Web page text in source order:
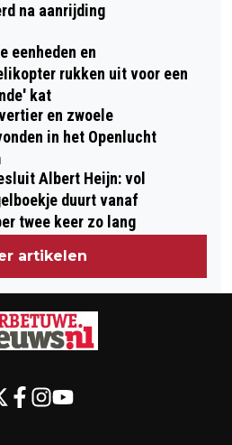
na aanrijding
eenheden en
rukken uit voor een
kat
en zwoele
in het Openlucht
Albert Heijn: vol
duurt vanaf
twee keer zo lang
artikelen